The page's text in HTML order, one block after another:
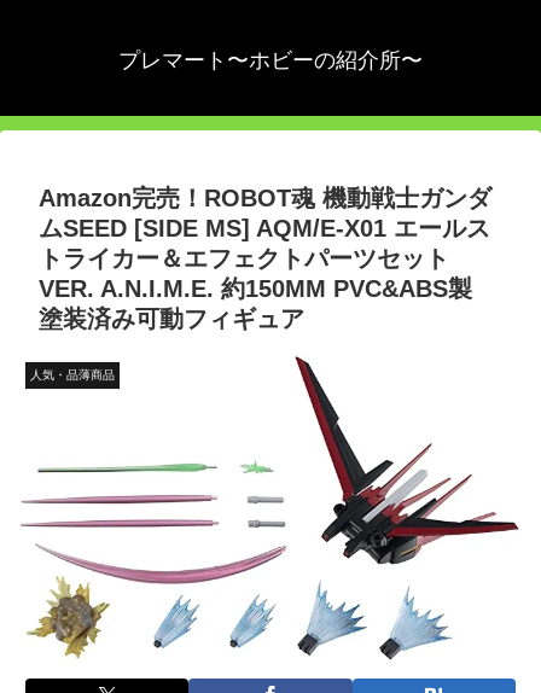
プレマート〜ホビーの紹介所〜
Amazon完売！ROBOT魂 機動戦士ガンダ
ムSEED [SIDE MS] AQM/E-X01 エールス
トライカー＆エフェクトパーツセット
VER. A.N.I.M.E. 約150MM PVC&ABS製
塗装済み可動フィギュア
人気・品薄商品